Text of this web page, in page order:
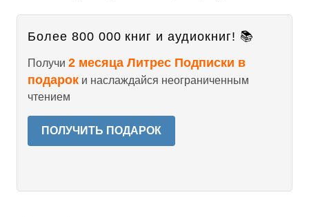
Более 800 000 книг и аудиокниг! 📚
Получи 2 месяца Литрес Подписки в
подарок и наслаждайся неограниченным
чтением
ПОЛУЧИТЬ ПОДАРОК